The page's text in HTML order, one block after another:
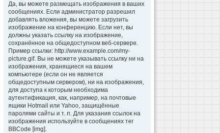
Да, вы можете размещать изображения в ваших
сообщениях. Если администратор разрешил
добавлять вложения, вы можете загрузить
изображение на конференцию. Если нет, вы
должны указать ссылку на изображение,
сохранённое на общедоступном веб-сервере.
Пример ссылки: http://www.example.com/my-
picture.gif. Вы не можете указывать ссылку ни на
изображения, хранящиеся на вашем
компьютере (если он не является
общедоступным сервером), ни на изображения,
для доступа к которым необходима
аутентификация, как, например, на почтовые
ящики Hotmail или Yahoo, защищённые
паролями сайты и т. п. Для указания ссылок на
изображения используйте в сообщениях тег
BBCode [img].